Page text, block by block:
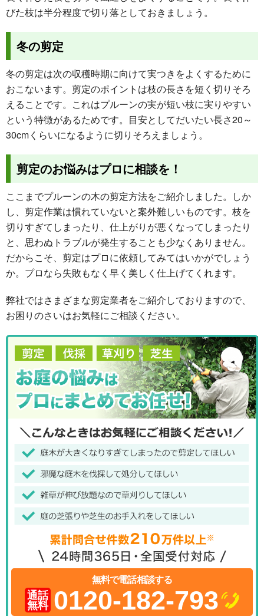
びた枝は半分程度で切り落としておきましょう。
冬の剪定
冬の剪定は次の収穫時期に向けて実つきをよくするために
おこないます。剪定のポイントは枝の長さを短く切りそろ
えることです。これはプルーンの実が短い枝に実りやすい
という特徴があるためです。目安としてだいたい長さ20～
30cmくらいになるように切りそろえましょう。
剪定のお悩みはプロに相談を！
ここまでプルーンの木の剪定方法をご紹介しました。しか
し、剪定作業は慣れていないと案外難しいものです。枝を
切りすぎてしまったり、仕上がりが悪くなってしまったり
と、思わぬトラブルが発生することも少なくありません。
だからこそ、剪定はプロに依頼してみてはいかがでしょう
か。プロなら失敗もなく早く美しく仕上げてくれます。
弊社ではさまざまな剪定業者をご紹介しておりますので、
お困りのさいはお気軽にご相談ください。
無料で電話相談する
通話
無料 0120-182-793